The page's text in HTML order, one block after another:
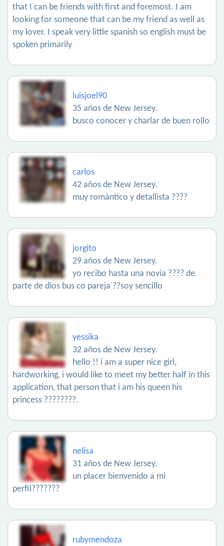
that I can be friends with first and foremost. I am
looking for someone that can be my friend as well as
my lover. I speak very little spanish so english must be
spoken primarily
luisjoel90
35 años de New Jersey.
busco conocer y charlar de buen rollo
carlos
42 años de New Jersey.
muy romántico y detallista ????
jorgito
29 años de New Jersey.
yo recibo hasta una novia ???? de
parte de dios bus co pareja ??soy sencillo
yessika
32 años de New Jersey.
hello !! i am a super nice girl,
hardworking, i would like to meet my better half in this
application, that person that i am his queen his
princess ????????.
nelisa
31 años de New Jersey.
un placer bienvenido a mi
perfil???????
rubymendoza